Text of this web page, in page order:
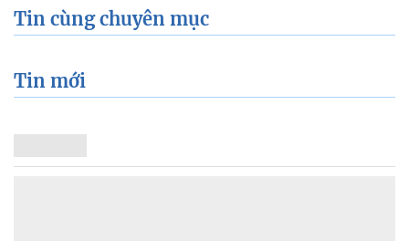
Tin cùng chuyên mục
Tin mới